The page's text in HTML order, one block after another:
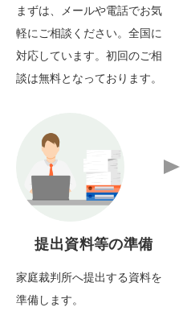
まずは、メールや電話でお気
軽にご相談ください。全国に
対応しています。初回のご相
談は無料となっております。
提出資料等の準備
家庭裁判所へ提出する資料を
準備します。